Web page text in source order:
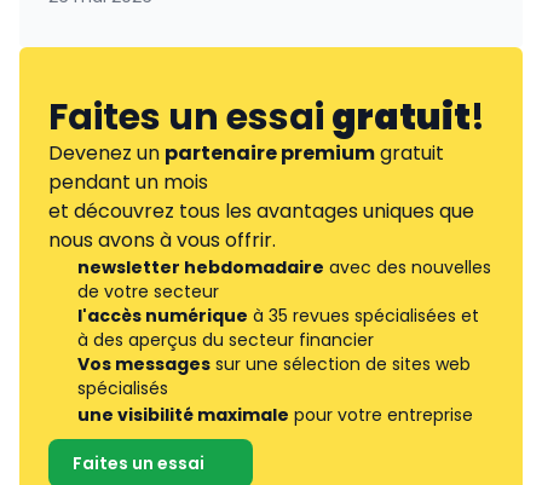
Faites un essaigratuit!
Devenez un partenaire premiumgratuit
pendant un mois
et découvrez tous les avantages uniques que
nous avons à vous offrir.
newsletter hebdomadaire avec des nouvelles
de votre secteur
l'accès numérique à 35 revues spécialisées et
à des aperçus du secteur financier
Vos messages sur une sélection de sites web
spécialisés
une visibilité maximale pour votre entreprise
Faites un essai